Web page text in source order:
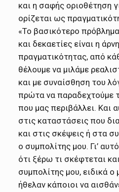
και η σαφής οριοθέτηση
ορίζεται ως
«Το βασικότερο
και δεκαετίες είναι η
πραγματικότητας, από
θέλουμε να μιλάμε
και με συναίσθηση του
πρώτα να παραδεχτούμε
που μας περιβάλλει. Και
στις καταστάσεις που
και στις σκέψεις ή στα
ο συμπολίτης μου. Γι’
ότι ξέρω τι σκέφτεται
συμπολίτης μου, ειδικά ο
ήθελαν κάποιοι να